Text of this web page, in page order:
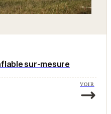
sur-mesure
VOIR